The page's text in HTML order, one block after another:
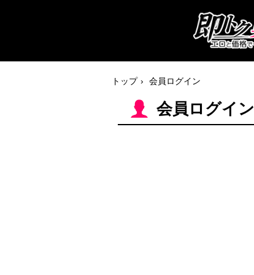
トップ 会員ログイン
会員ログイン